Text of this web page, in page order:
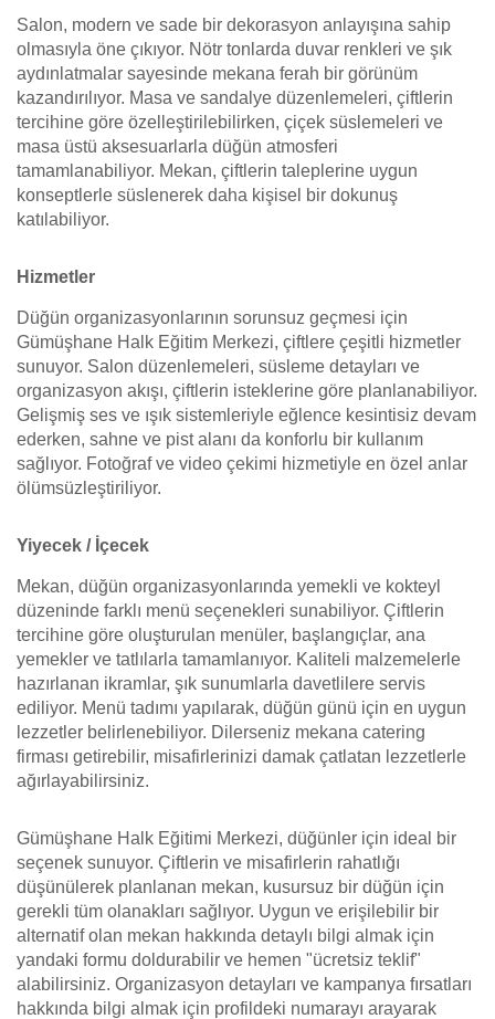
Salon, modern ve sade bir dekorasyon anlayışına sahip
olmasıyla öne çıkıyor. Nötr tonlarda duvar renkleri ve şık
aydınlatmalar sayesinde mekana ferah bir görünüm
kazandırılıyor. Masa ve sandalye düzenlemeleri, çiftlerin
tercihine göre özelleştirilebilirken, çiçek süslemeleri ve
masa üstü aksesuarlarla düğün atmosferi
tamamlanabiliyor. Mekan, çiftlerin taleplerine uygun
konseptlerle süslenerek daha kişisel bir dokunuş
katılabiliyor.
Hizmetler
Düğün organizasyonlarının sorunsuz geçmesi için
Gümüşhane Halk Eğitim Merkezi, çiftlere çeşitli hizmetler
sunuyor. Salon düzenlemeleri, süsleme detayları ve
organizasyon akışı, çiftlerin isteklerine göre planlanabiliyor.
Gelişmiş ses ve ışık sistemleriyle eğlence kesintisiz devam
ederken, sahne ve pist alanı da konforlu bir kullanım
sağlıyor. Fotoğraf ve video çekimi hizmetiyle en özel anlar
ölümsüzleştiriliyor.
Yiyecek / İçecek
Mekan, düğün organizasyonlarında yemekli ve kokteyl
düzeninde farklı menü seçenekleri sunabiliyor. Çiftlerin
tercihine göre oluşturulan menüler, başlangıçlar, ana
yemekler ve tatlılarla tamamlanıyor. Kaliteli malzemelerle
hazırlanan ikramlar, şık sunumlarla davetlilere servis
ediliyor. Menü tadımı yapılarak, düğün günü için en uygun
lezzetler belirlenebiliyor. Dilerseniz mekana catering
firması getirebilir, misafirlerinizi damak çatlatan lezzetlerle
ağırlayabilirsiniz.
Gümüşhane Halk Eğitimi Merkezi, düğünler için ideal bir
seçenek sunuyor. Çiftlerin ve misafirlerin rahatlığı
düşünülerek planlanan mekan, kusursuz bir düğün için
gerekli tüm olanakları sağlıyor. Uygun ve erişilebilir bir
alternatif olan mekan hakkında detaylı bilgi almak için
yandaki formu doldurabilir ve hemen "ücretsiz teklif"
alabilirsiniz. Organizasyon detayları ve kampanya fırsatları
hakkında bilgi almak için profildeki numarayı arayarak